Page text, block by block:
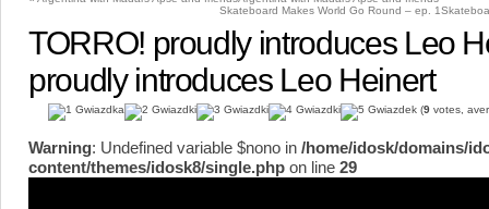
Skateboard Makes World Go Round – ep. 1
TORRO! proudly introduces Leo
proudly introduces Leo Heinert
(9 votes,
Warning: Undefined variable $nono in /home/idosk/domains/
content/themes/idosk8/single.php on line 29